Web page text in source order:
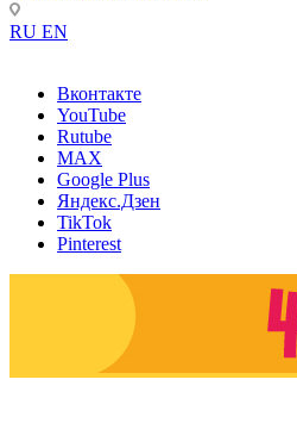
RU EN
Вконтакте
YouTube
Rutube
MAX
Google Plus
Яндекс.Дзен
TikTok
Pinterest